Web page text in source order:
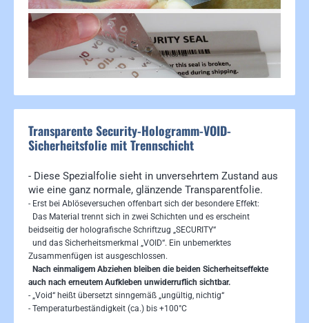
Transparente Security-Hologramm-VOID-
Sicherheitsfolie mit Trennschicht
- Diese Spezialfolie sieht in unversehrtem Zustand aus
wie eine ganz normale, glänzende Transparentfolie.
- Erst bei Ablöseversuchen offenbart sich der besondere Effekt:
Das Material trennt sich in zwei Schichten und es erscheint
beidseitig der holografische Schriftzug „SECURITY“
und das Sicherheitsmerkmal „VOID“. Ein unbemerktes
Zusammenfügen ist ausgeschlossen.
Nach einmaligem Abziehen bleiben die beiden Sicherheitseffekte
auch nach erneutem Aufkleben unwiderruflich sichtbar.
- „Void“ heißt übersetzt sinngemäß „ungültig, nichtig“
- Temperaturbeständigkeit (ca.) bis +100°C